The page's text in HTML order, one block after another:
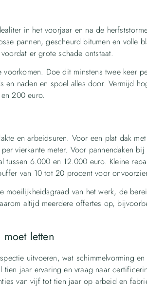
in het voorjaar en na de
pannen, gescheurd bitumen en volle
er grote schade ontstaat.
Doe dit minstens twee keer
naden en spoel alles door. Vermijd
200 euro.
en arbeidsuren. Voor een plat dak
vierkante meter. Voor pannendaken
tussen 6.000 en 12.000 euro. Kleine
van 10 tot 20 procent voor
van het werk, de
altijd meerdere offertes op,
letten
uitvoeren, wat schimmelvorming en
jaar ervaring en vraag naar
van vijf tot tien jaar op arbeid en